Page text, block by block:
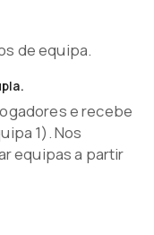
de equipa.
e recebe
1). Nos
equipas a partir